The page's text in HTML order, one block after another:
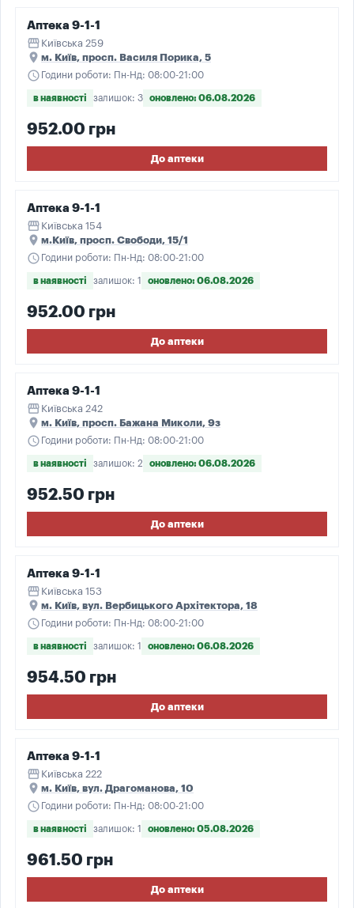
Аптека 9-1-1
storefront Київська 259
place м. Київ, просп. Василя Порика, 5
schedule Години роботи: Пн-Нд: 08:00-21:00
в наявності залишок: 3 оновлено: 06.08.2026
952.00 грн
До аптеки
Аптека 9-1-1
storefront Київська 154
place м.Київ, просп. Свободи, 15/1
schedule Години роботи: Пн-Нд: 08:00-21:00
в наявності залишок: 1 оновлено: 06.08.2026
952.00 грн
До аптеки
Аптека 9-1-1
storefront Київська 242
place м. Київ, просп. Бажана Миколи, 9з
schedule Години роботи: Пн-Нд: 08:00-21:00
в наявності залишок: 2 оновлено: 06.08.2026
952.50 грн
До аптеки
Аптека 9-1-1
storefront Київська 153
place м. Київ, вул. Вербицького Архітектора, 18
schedule Години роботи: Пн-Нд: 08:00-21:00
в наявності залишок: 1 оновлено: 06.08.2026
954.50 грн
До аптеки
Аптека 9-1-1
storefront Київська 222
place м. Київ, вул. Драгоманова, 10
schedule Години роботи: Пн-Нд: 08:00-21:00
в наявності залишок: 1 оновлено: 05.08.2026
961.50 грн
До аптеки